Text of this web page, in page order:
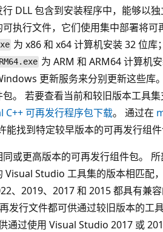
DLL 包含到安装程序中，能够以
执行文件，它们使用集中部署将
为 x86 和 x64 计算机安装 32 位库；
为 ARM 和 ARM64 计算机
更新服务来分别更新这些库
。 若要查看当前和较旧版本工具
C++ 可再发行程序包下载。 通过在
能找到特定较早版本的可再发行组件
或更高版本的可再发行组件包。
Visual Studio 工具集的版本相匹配
、2019、2017 和 2015 都具有兼
发行文件都可供通过较旧版本的工
通过使用 Visual Studio 2017 或